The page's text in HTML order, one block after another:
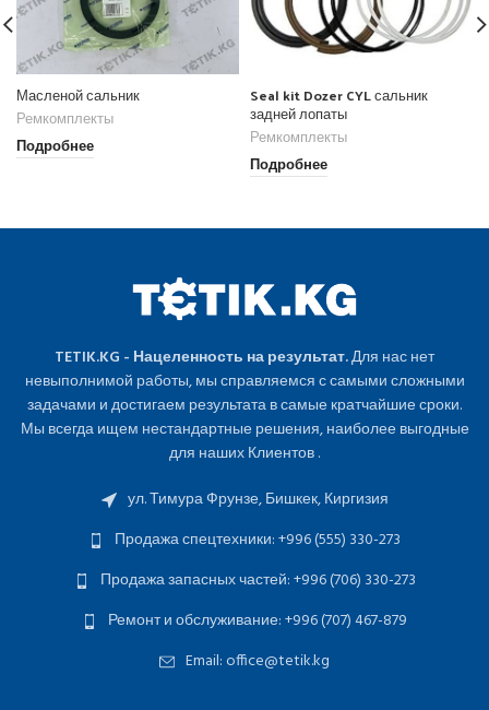
Масленой сальник
Ремкомплекты
Подробнее
Seal kit Dozer CYL сальник
задней лопаты
Ремкомплекты
Подробнее
TETIK.KG - Нацеленность на результат.Для нас нет
невыполнимой работы, мы справляемся с самыми сложными
задачами и достигаем результата в самые кратчайшие сроки.
Мы всегда ищем нестандартные решения, наиболее выгодные
для наших Клиентов .
ул. Тимура Фрунзе, Бишкек, Киргизия
Продажа спецтехники: +996 (555) 330-273
Продажа запасных частей: +996 (706) 330-273
Ремонт и обслуживание: +996 (707) 467-879
Email: office@tetik.kg